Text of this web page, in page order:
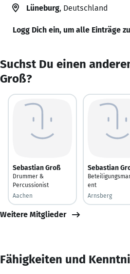
Lüneburg, Deutschland
Logg Dich ein, um alle Einträge
Suchst Du einen
Groß?
Sebastian Groß
Drummer &
Percussionist
Aachen
Sebastian
ent
Arnsberg
Weitere Mitglieder
Fähigkeiten und